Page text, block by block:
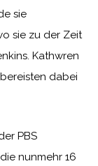
sie
sie zu der Zeit
Kathwren
dabei
PBS
nunmehr 16